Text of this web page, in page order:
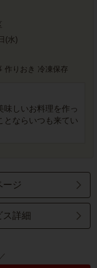
(水)
作りおき 冷凍保存
味しいお料理を作っ
とならいつも来てい
ージ
詳細